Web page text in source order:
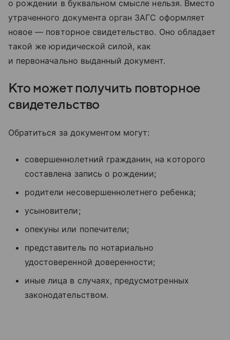
о рождении в буквальном смысле нельзя. Вместо
утраченного документа орган ЗАГС оформляет
новое — повторное свидетельство. Оно обладает
такой же юридической силой, как
и первоначально выданный документ.
Кто может получить повторное
свидетельство
Обратиться за документом могут:
совершеннолетний гражданин, на которого
составлена запись о рождении;
родители несовершеннолетнего ребенка;
усыновители;
опекуны или попечители;
представитель по нотариально
удостоверенной доверенности;
иные лица в случаях, предусмотренных
законодательством.